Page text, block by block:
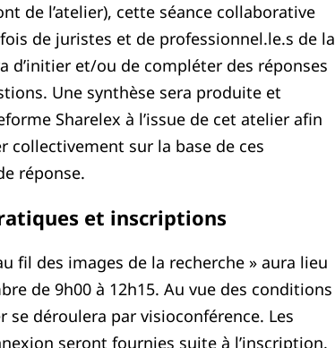
de l’atelier), cette séance collaborative
de juristes et de professionnel.le.s de la
d’initier et/ou de compléter des réponses
Une synthèse sera produite et
Sharelex à l’issue de cet atelier afin
collectivement sur la base de ces
réponse.
et inscriptions
fil des images de la recherche » aura lieu
de 9h00 à 12h15. Au vue des conditions
se déroulera par visioconférence. Les
seront fournies suite à l’inscription.